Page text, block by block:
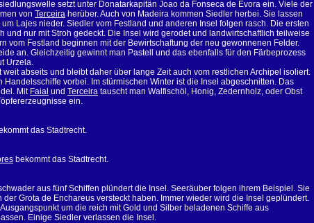
setzt unter Donatarkapitän Joao da Fonseca de Evora ein. Viele der
von Terceira herüber. Auch von Madeira kommen Siedler herbei. Sie lassen
Lajes nieder. Siedler vom Festland und anderen Insel folgen rasch. Die ersten
und nur mit Stroh gedeckt. Die Insel wird gerodet und landwirtschaftlich teilweise
vom Festland beginnen mit der Bewirtschaftung der neu gewonnenen Felder.
an. Gleichzeitig gewinnt man Pastell und das ebenfalls für den Färbeprozess
Urzela.
weit abseits und bleibt daher über lange Zeit auch vom restlichen Archipel isoliert.
Handelsschiffe vorbei. Im stürmischen Winter ist die Insel abgeschnitten. Das
Mit Faial und Terceira tauscht man Walfischöl, Honig, Zedernholz, oder Obst
ein.
das Stadtrecht.
bekommt das Stadtrecht.
aus fünf Schiffen plündert die Insel. Seeräuber folgen ihrem Beispiel. Sie
der Grota de Enchareus versteckt haben. Immer wieder wird die Insel geplündert.
um die reich mit Gold und Silber beladenen Schiffe aus
Einige Siedler verlassen die Insel.